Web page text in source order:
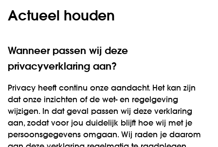
Actueel houden
Wanneer passen wij deze
privacyverklaring aan?
Privacy heeft continu onze aandacht. Het kan zijn
dat onze inzichten of de wet- en regelgeving
wijzigen. In dat geval passen wij deze verklaring
aan, zodat voor jou duidelijk blijft hoe wij met je
persoonsgegevens omgaan. Wij raden je daarom